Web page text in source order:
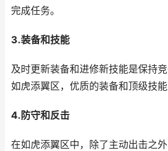
完成任务。
3.装备和技能
及时更新装备和进修新技能是保持
如虎添翼区，优质的装备和顶级技能
4.防守和反击
在如虎添翼区中，除了主动出击之